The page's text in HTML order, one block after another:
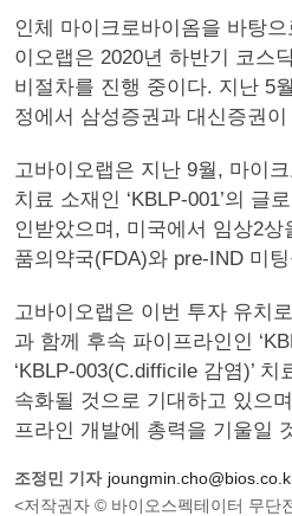
인체 마이크로바이옴을 바탕
이오랩은 2020년 하반기 코스
비절차를 진행 중이다. 지난 5
정에서 삼성증권과 대신증권
고바이오랩은 지난 9월, 마이
치료 소재인 ‘KBLP-001’의 글
인받았으며, 미국에서 임상2
품의약국(FDA)와 pre-IND 미
고바이오랩은 이번 투자 유치
과 함께 후속 파이프라인인
‘KBLP-003(C.difficile 감염)’
속화될 것으로 기대하고 있으
프라인 개발에 총력을 기울일
조정민 기자
<저작권자 © 바이오스펙테이터 무단